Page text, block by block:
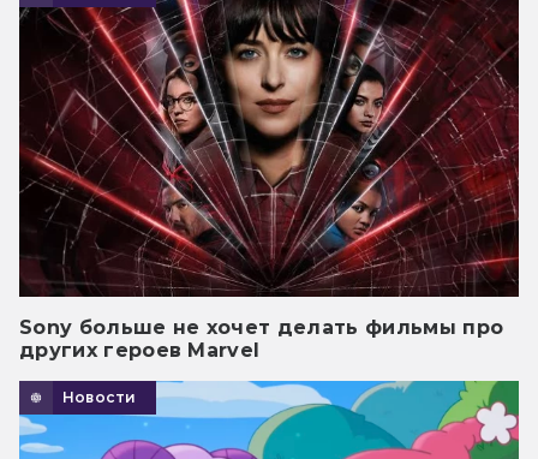
Sony больше не хочет делать фильмы про
других героев Marvel
Новости